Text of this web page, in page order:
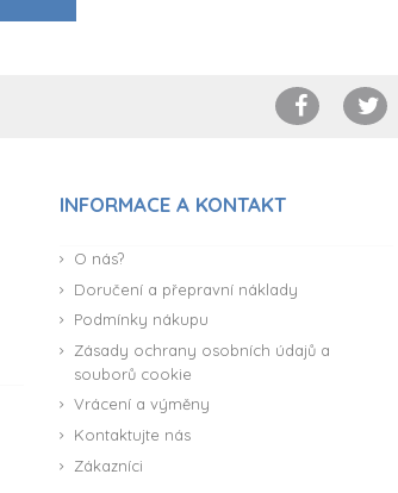
INFORMACE A KONTAKT
O nás?
Doručení a přepravní náklady
Podmínky nákupu
Zásady ochrany osobních údajů a
souborů cookie
Vrácení a výměny
Kontaktujte nás
Zákazníci